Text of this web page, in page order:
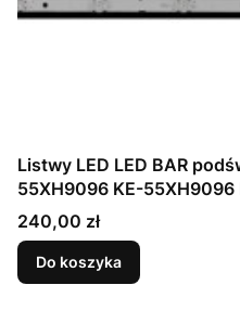
Listwy LED LED BAR
55XH9096 KE-
55XH9077 XBR-55X900H
V0_03 MBL-
7698A 5500V00001
Cena
240,00 zł
Do koszyka